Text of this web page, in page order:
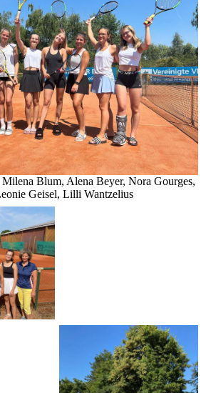
Blum, Alena Beyer, Nora Gourges,
Geisel, Lilli Wantzelius